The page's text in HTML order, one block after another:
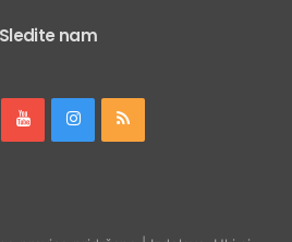
Sledite nam